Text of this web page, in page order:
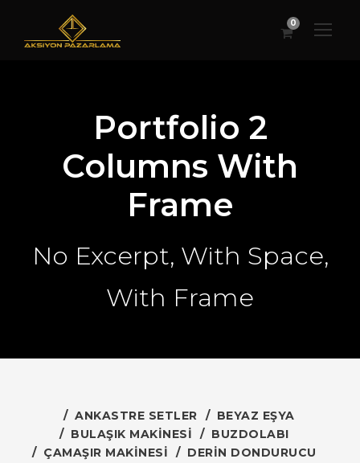
0
Portfolio 2
Columns With
Frame
No Excerpt, With Space,
With Frame
ANKASTRE SETLER
BEYAZ EŞYA
BULAŞIK MAKINESI
BUZDOLABI
ÇAMAŞIR MAKINESI
DERIN DONDURUCU